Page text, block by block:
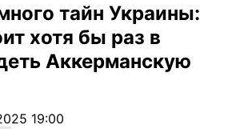
тайн Украины:
хотя бы раз в
Аккерманскую
19:00